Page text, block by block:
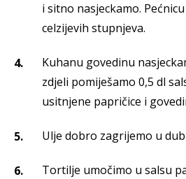
i sitno nasjeckamo.
celzijevih stupnjeva.
Kuhanu govedinu
zdjeli pomiješamo 0,5 dl
usitnjene papričice i
Ulje dobro zagrijemo u
Tortilje umočimo u salsu